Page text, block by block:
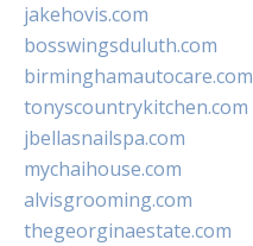
jakehovis.com
bosswingsduluth.com
birminghamautocare.com
tonyscountrykitchen.com
jbellasnailspa.com
mychaihouse.com
alvisgrooming.com
thegeorginaestate.com